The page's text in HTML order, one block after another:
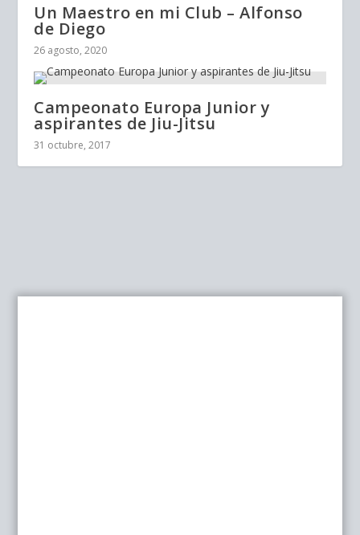
Un Maestro en mi Club – Alfonso
de Diego
26 agosto, 2020
Campeonato Europa Junior y
aspirantes de Jiu-Jitsu
31 octubre, 2017